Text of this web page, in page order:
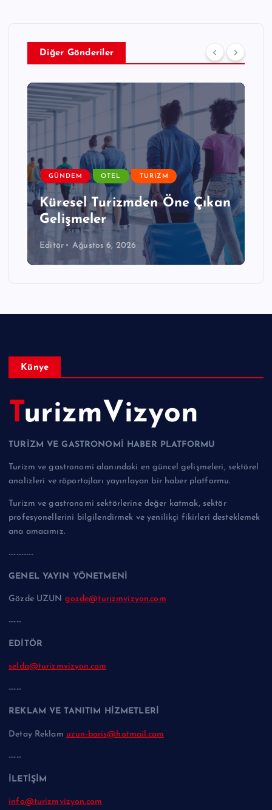
Diğer Gönderiler
GÜNDEM OTEL TURIZM
Choice Hotels ABD Pazarında
İvme Kaybetti: İkinci
Çeyrekte Pazar Payı Baskısı
Editör Ağustos 6, 2026
Künye
TurizmVizyon
TURİZM VE GASTRONOMİ HABER PLATFORMU
Turizm ve gastronomi alanındaki en güncel gelişmeleri, sektörel
analizleri ve röportajları yayınlayan bir haber platformu.
Turizm ve gastronomi sektörlerine değer katmak, sektör
profesyonellerini bilgilendirmek ve yenilikçi fikirleri desteklemek
ana amacımız.
----------
GENEL YAYIN YÖNETMENİ
Gözde UZUN gozde@turizmvizyon.com
-----
EDİTÖR
selda@turizmvizyon.com
-----
REKLAM VE TANITIM HİZMETLERİ
Detay Reklam uzun-baris@hotmail.com
-----
İLETİŞİM
info@turizmvizyon.com